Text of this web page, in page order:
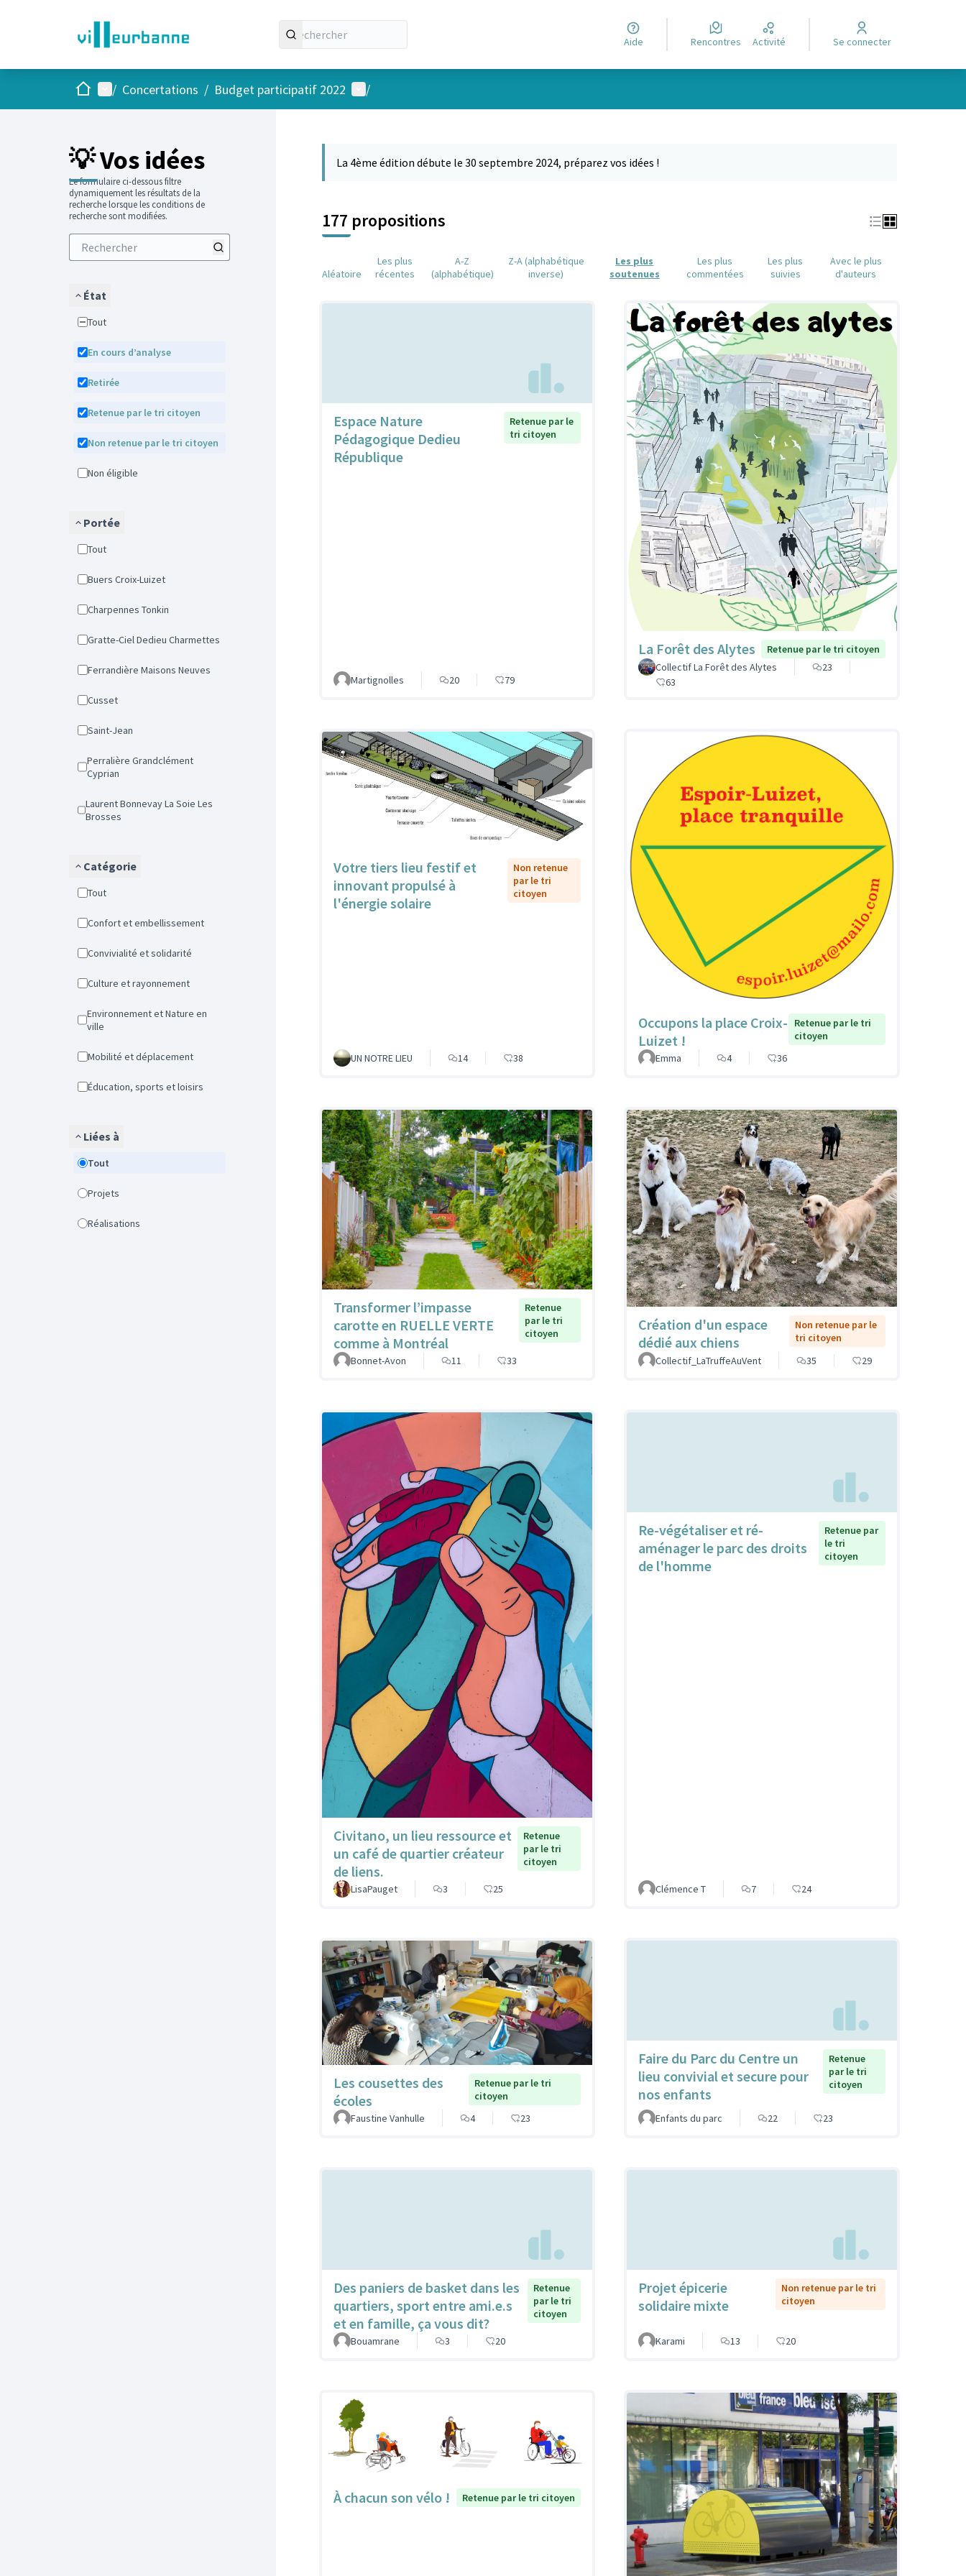
Aide Rencontres Activité Se connecter
AccueilMenu principal
/ Concertations / Budget participatif 2022 Menu utilisateur
/
💡 Vos idées
Le formulaire ci-dessous filtre
dynamiquement les résultats de la
recherche lorsque les conditions de
recherche sont modifiées.
État
Tout
En cours d’analyse
Retirée
Retenue par le tri citoyen
Non retenue par le tri citoyen
Non éligible
Portée
Tout
Buers Croix-Luizet
Charpennes Tonkin
Gratte-Ciel Dedieu Charmettes
Ferrandière Maisons Neuves
Cusset
Saint-Jean
Perralière Grandclément
Cyprian
Laurent Bonnevay La Soie Les
Brosses
Catégorie
Tout
Confort et embellissement
Convivialité et solidarité
Culture et rayonnement
Environnement et Nature en
ville
Mobilité et déplacement
Éducation, sports et loisirs
Liées à
Tout
Projets
Réalisations
La 4ème édition débute le 30 septembre 2024, préparez vos idées !
177 propositions
Aléatoire
Les plus
récentes
A-Z
(alphabétique)
Z-A (alphabétique
inverse)
Les plus
soutenues
Les plus
commentées
Les plus
suivies
Avec le plus
d'auteurs
Espace Nature
Pédagogique Dedieu
République
Retenue par le
tri citoyen
Martignolles 20 79
La Forêt des Alytes
Retenue par le tri citoyen
Collectif La Forêt des Alytes
23
63
Votre tiers lieu festif et
innovant propulsé à
l'énergie solaire
Non retenue
par le tri
citoyen
UN NOTRE LIEU 14 38
Occupons la place Croix-
Luizet !
Retenue par le tri
citoyen
Emma
4 36
Transformer l’impasse
carotte en RUELLE VERTE
comme à Montréal
Retenue
par le tri
citoyen
Bonnet-Avon 11 33
Création d'un espace
dédié aux chiens
Non retenue par le
tri citoyen
Collectif_LaTruffeAuVent
35 29
Civitano, un lieu ressource et
un café de quartier créateur
de liens.
Retenue
par le tri
citoyen
LisaPauget 3 25
Re-végétaliser et ré-
aménager le parc des droits
de l'homme
Retenue par
le tri
citoyen
Clémence T 7 24
Les cousettes des
écoles
Retenue par le tri
citoyen
Faustine Vanhulle
4 23
Faire du Parc du Centre un
lieu convivial et secure pour
nos enfants
Retenue
par le tri
citoyen
Enfants du parc 22 23
Des paniers de basket dans les
quartiers, sport entre ami.e.s
et en famille, ça vous dit?
Retenue
par le tri
citoyen
Bouamrane 3 20
Projet épicerie
solidaire mixte
Non retenue par le tri
citoyen
Karami 13 20
À chacun son vélo ! Retenue par le tri citoyen